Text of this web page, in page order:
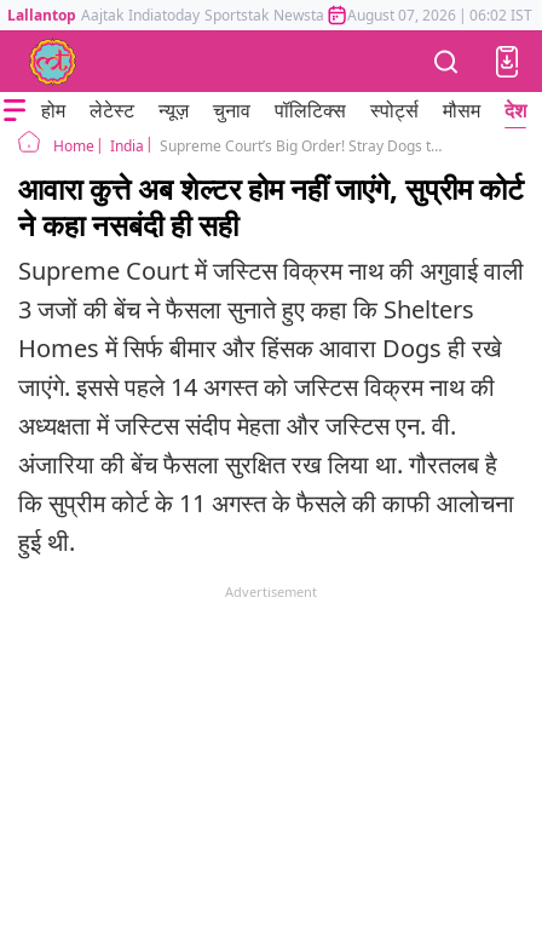
Lallantop Aajtak Indiatoday Sportstak Newstak Mumbai Tak Astrotak
August 07, 2026 | 06:02 IST
होम लेटेस्ट न्यूज़ चुनाव पॉलिटिक्स स्पोर्ट्स मौसम देश
Home India Supreme Court’s Big Order! Stray Dogs to Be Released After Sterilization, Only Sick & Aggressive Dogs to Stay in Shelters Homes
आवारा कुत्ते अब शेल्टर होम नहीं जाएंगे, सुप्रीम कोर्ट
ने कहा नसबंदी ही सही
Supreme Court में जस्टिस विक्रम नाथ की अगुवाई वाली
3 जजों की बेंच ने फैसला सुनाते हुए कहा कि Shelters
Homes में सिर्फ बीमार और हिंसक आवारा Dogs ही रखे
जाएंगे. इससे पहले 14 अगस्त को जस्टिस विक्रम नाथ की
अध्यक्षता में जस्टिस संदीप मेहता और जस्टिस एन. वी.
अंजारिया की बेंच फैसला सुरक्षित रख लिया था. गौरतलब है
कि सुप्रीम कोर्ट के 11 अगस्त के फैसले की काफी आलोचना
हुई थी.
Advertisement